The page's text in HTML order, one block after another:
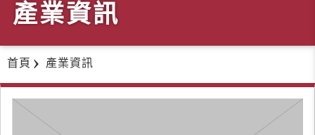
產業資訊
首頁 產業資訊